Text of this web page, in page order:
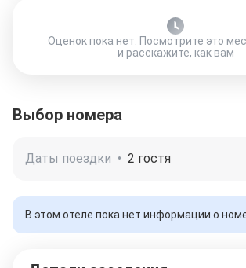
Оценок пока нет. Посмотрите это
и расскажите, как вам
Выбор номера
Даты поездки • 2 гостя
В этом отеле пока нет информации о